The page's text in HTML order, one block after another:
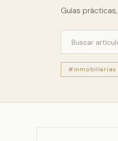
Guías
#inmobiliarias